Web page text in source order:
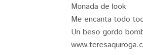
Monada de look
Me encanta todo
Un beso gordo